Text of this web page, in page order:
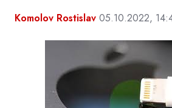
Komolov Rostislav 05.10.2022,